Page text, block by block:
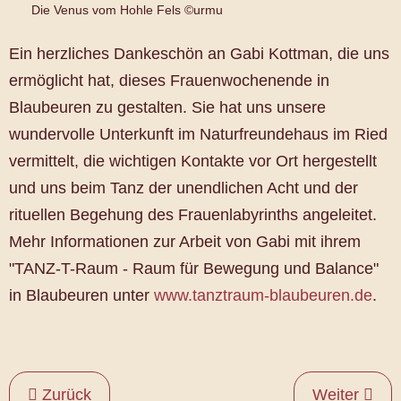
Die Venus vom Hohle Fels ©urmu
Ein herzliches Dankeschön an Gabi Kottman, die uns
ermöglicht hat, dieses Frauenwochenende in
Blaubeuren zu gestalten. Sie hat uns unsere
wundervolle Unterkunft im Naturfreundehaus im Ried
vermittelt, die wichtigen Kontakte vor Ort hergestellt
und uns beim Tanz der unendlichen Acht und der
rituellen Begehung des Frauenlabyrinths angeleitet.
Mehr Informationen zur Arbeit von Gabi mit ihrem
"TANZ-T-Raum - Raum für Bewegung und Balance"
in Blaubeuren unter www.tanztraum-blaubeuren.de.
Zurück Weiter